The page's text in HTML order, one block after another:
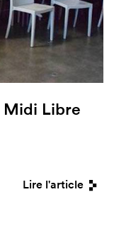
Midi Libre
Lire l'article